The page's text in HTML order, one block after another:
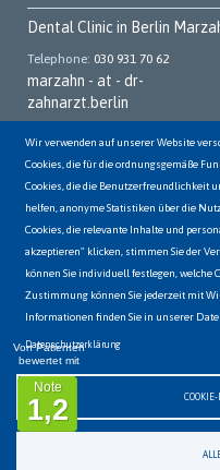
Dental Clinic in Berlin
Telephone 030 931 70 62
marzahn - at - dr-
zahnarzt.berlin
Dental Clinic in Berlin
Kreuzberg
Telephone 030 252 95 700
kreuzberg - at - dr-
zahnarzt.berlin
Dental Clinic in Berlin
Hellersdorf
Telephone 03056498144
hellersdorf - at - dr-
zahnarzt.berlin
Wir verwenden auf unserer Website
Cookies, die für die ordnungsgemäße
Cookies, die die Benutzerfreundlichkeit
helfen, anonyme Statistiken über die
Cookies, die relevante Inhalte und
akzeptieren" klicken, stimmen Sie der
können Sie individuell festlegen, welche
Zustimmung können Sie jederzeit mit
Informationen finden Sie in unserer
Datenschutzerklärung
Von Patienten
bewertet mit
Note
1,2